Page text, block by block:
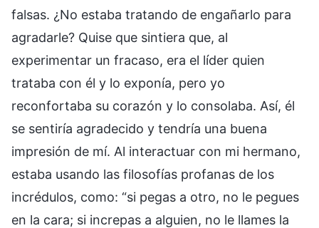
falsas. ¿No estaba tratando de engañarlo para
agradarle? Quise que sintiera que, al
experimentar un fracaso, era el líder quien
trataba con él y lo exponía, pero yo
reconfortaba su corazón y lo consolaba. Así, él
se sentiría agradecido y tendría una buena
impresión de mí. Al interactuar con mi hermano,
estaba usando las filosofías profanas de los
incrédulos, como: “si pegas a otro, no le pegues
en la cara; si increpas a alguien, no le llames la